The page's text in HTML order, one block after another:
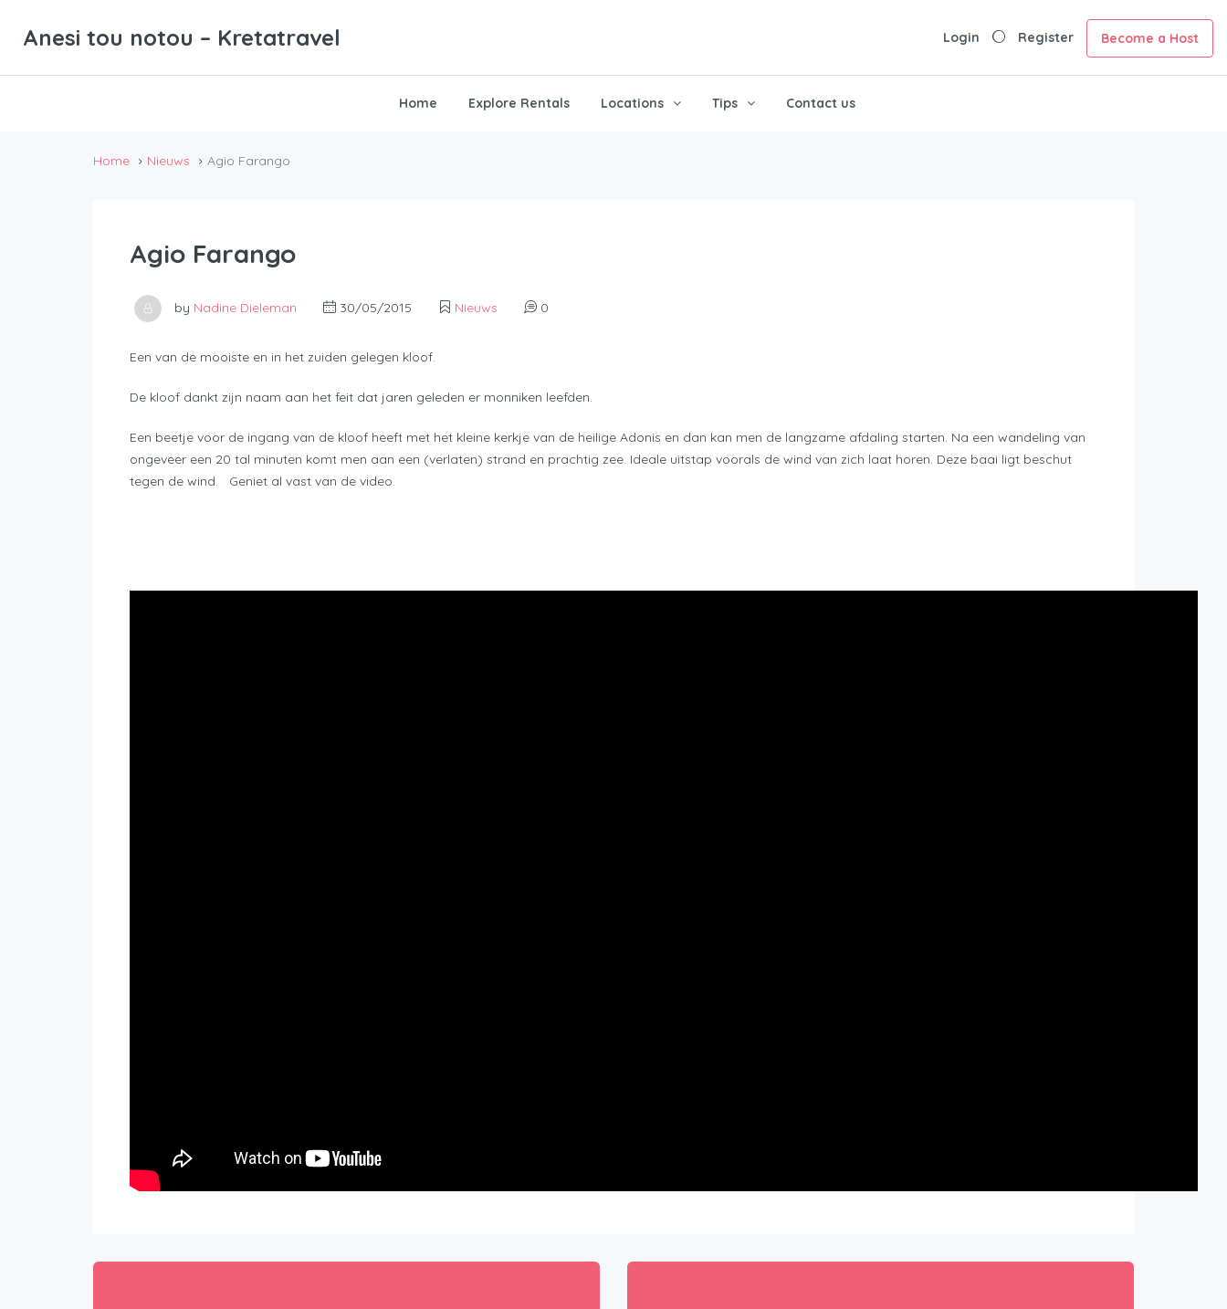
Anesi tou notou – Kretatravel Login Register Become a Host
Home Explore Rentals Locations Tips Contact us
Home Nieuws Agio Farango
Agio Farango
by Nadine Dieleman 30/05/2015 Nieuws 0
Een van de mooiste en in het zuiden gelegen kloof.
De kloof dankt zijn naam aan het feit dat jaren geleden er monniken leefden.
Een beetje voor de ingang van de kloof heeft met het kleine kerkje van de heilige Adonis en dan kan men de langzame afdaling starten. Na een wandeling van
ongeveer een 20 tal minuten komt men aan een (verlaten) strand en prachtig zee. Ideale uitstap voorals de wind van zich laat horen. Deze baai ligt beschut
tegen de wind. Geniet al vast van de video.